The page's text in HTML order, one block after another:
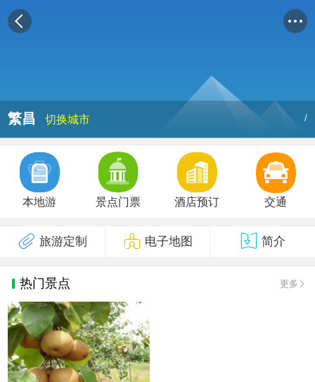
繁昌 切换城市 /
本地游 景点门票 酒店预订 交通
旅游定制 电子地图 简介
热门景点 更多